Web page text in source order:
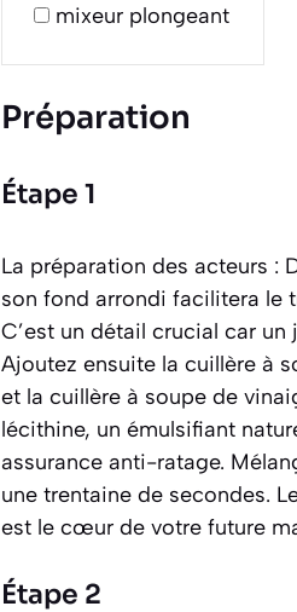
mixeur plongeant
Préparation
Étape 1
La préparation des acteurs :
son fond arrondi facilitera le
C’est un détail crucial car un
Ajoutez ensuite la cuillère à
et la cuillère à soupe de
lécithine, un émulsifiant
assurance anti-ratage.
une trentaine de secondes.
est le cœur de votre future
Étape 2